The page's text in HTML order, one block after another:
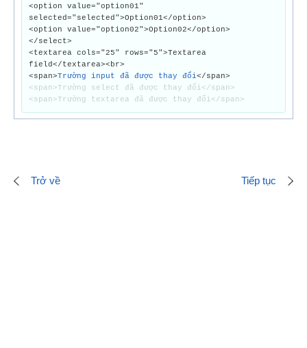
<option value="option01"
selected="selected">Option01</option>
<option value="option02">Option02</option>
</select>
<textarea cols="25" rows="5">Textarea
field</textarea><br>
<span>Trường input đã được thay đổi</span>
<span>Trường select đã được thay đổi</span>
<span>Trường textarea đã được thay đổi</span>
Trở về Tiếp tục